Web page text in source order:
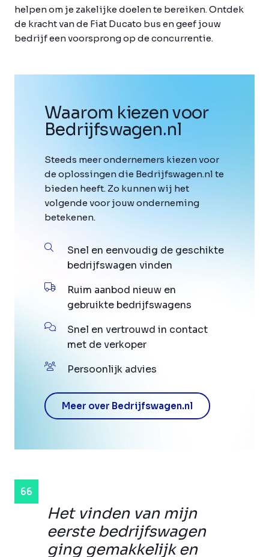
helpen om je zakelijke doelen te bereiken. Ontdek
de kracht van de Fiat Ducato bus en geef jouw
bedrijf een voorsprong op de concurrentie.
Het vinden van mijn
eerste bedrijfswagen
ging gemakkelijk en
Waarom kiezen voor
Bedrijfswagen.nl
Steeds meer ondernemers kiezen voor
de oplossingen die Bedrijfswagen.nl te
bieden heeft. Zo kunnen wij het
volgende voor jouw onderneming
betekenen.
Snel en eenvoudig de geschikte
bedrijfswagen vinden
Ruim aanbod nieuw en
gebruikte bedrijfswagens
Snel en vertrouwd in contact
met de verkoper
Persoonlijk advies
Meer over Bedrijfswagen.nl